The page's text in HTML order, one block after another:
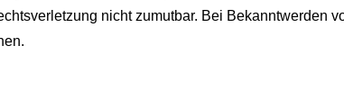
nicht zumutbar. Bei Bekanntwerden